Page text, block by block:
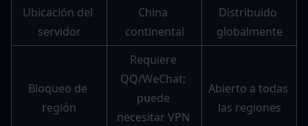
Ubicación del
servidor
China
continental
Distribuido
globalmente
Bloqueo de
región
Requiere
QQ/WeChat;
puede
necesitar VPN
Abierto a todas
las regiones